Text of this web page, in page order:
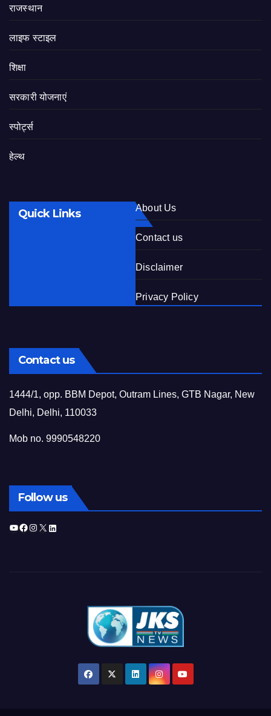
राजस्थान
लाइफ स्टाइल
शिक्षा
सरकारी योजनाएं
स्पोर्ट्स
हेल्थ
Quick Links About Us
Contact us
Disclaimer
Privacy Policy
Contact us
1444/1, opp. BBM Depot, Outram Lines, GTB Nagar, New
Delhi, Delhi, 110033
Mob no. 9990548220
Follow us
YouTube
Facebook
Instagram
X LinkedIn